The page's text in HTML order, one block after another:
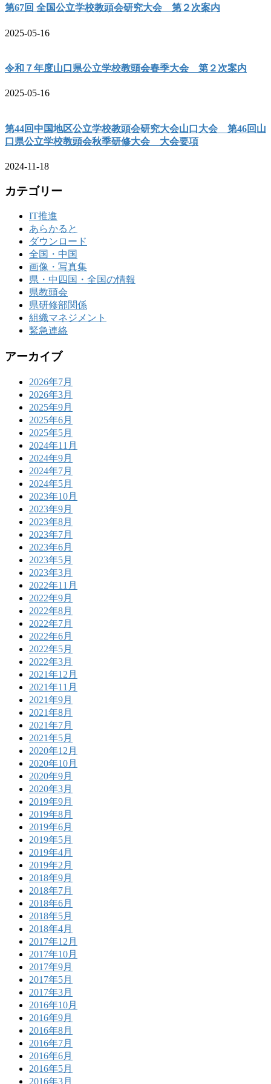
第67回 全国公立学校教頭会研究大会 第２次案内
2025-05-16
令和７年度山口県公立学校教頭会春季大会 第２次案内
2025-05-16
第44回中国地区公立学校教頭会研究大会山口大会 第46回山
口県公立学校教頭会秋季研修大会 大会要項
2024-11-18
カテゴリー
IT推進
あらかると
ダウンロード
全国・中国
画像・写真集
県・中四国・全国の情報
県教頭会
県研修部関係
組織マネジメント
緊急連絡
アーカイブ
2026年7月
2026年3月
2025年9月
2025年6月
2025年5月
2024年11月
2024年9月
2024年7月
2024年5月
2023年10月
2023年9月
2023年8月
2023年7月
2023年6月
2023年5月
2023年3月
2022年11月
2022年9月
2022年8月
2022年7月
2022年6月
2022年5月
2022年3月
2021年12月
2021年11月
2021年9月
2021年8月
2021年7月
2021年5月
2020年12月
2020年10月
2020年9月
2020年3月
2019年9月
2019年8月
2019年6月
2019年5月
2019年4月
2019年2月
2018年9月
2018年7月
2018年6月
2018年5月
2018年4月
2017年12月
2017年10月
2017年9月
2017年5月
2017年3月
2016年10月
2016年9月
2016年8月
2016年7月
2016年6月
2016年5月
2016年3月